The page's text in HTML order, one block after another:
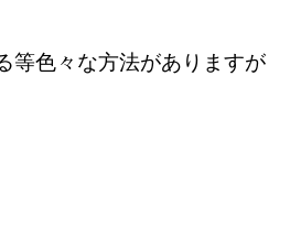
等色々な方法がありますが